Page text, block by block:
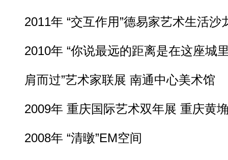
2011年 “交互作用”德易家艺术生活沙
2010年 “你说最远的距离是在这座城
肩而过”艺术家联展 南通中心美术馆
2009年 重庆国际艺术双年展 重庆黄
2008年 “清暾”EM空间